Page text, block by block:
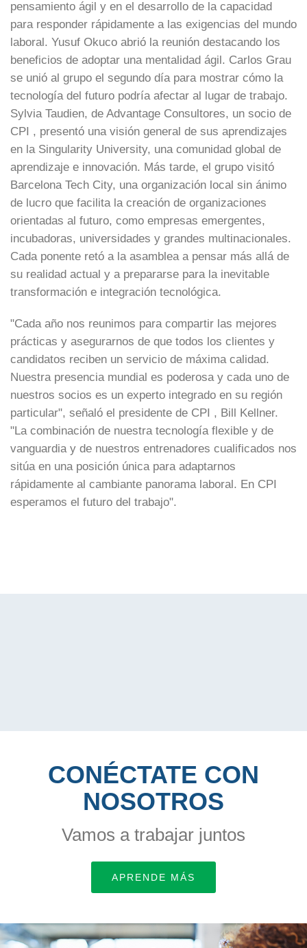
pensamiento ágil y en el desarrollo de la capacidad
para responder rápidamente a las exigencias del mundo
laboral. Yusuf Okuco abrió la reunión destacando los
beneficios de adoptar una mentalidad ágil. Carlos Grau
se unió al grupo el segundo día para mostrar cómo la
tecnología del futuro podría afectar al lugar de trabajo.
Sylvia Taudien, de Advantage Consultores, un socio de
CPI , presentó una visión general de sus aprendizajes
en la Singularity University, una comunidad global de
aprendizaje e innovación. Más tarde, el grupo visitó
Barcelona Tech City, una organización local sin ánimo
de lucro que facilita la creación de organizaciones
orientadas al futuro, como empresas emergentes,
incubadoras, universidades y grandes multinacionales.
Cada ponente retó a la asamblea a pensar más allá de
su realidad actual y a prepararse para la inevitable
transformación e integración tecnológica.
"Cada año nos reunimos para compartir las mejores
prácticas y asegurarnos de que todos los clientes y
candidatos reciben un servicio de máxima calidad.
Nuestra presencia mundial es poderosa y cada uno de
nuestros socios es un experto integrado en su región
particular", señaló el presidente de CPI , Bill Kellner.
"La combinación de nuestra tecnología flexible y de
vanguardia y de nuestros entrenadores cualificados nos
sitúa en una posición única para adaptarnos
rápidamente al cambiante panorama laboral. En CPI
esperamos el futuro del trabajo".
CONÉCTATE CON
NOSOTROS
Vamos a trabajar juntos
APRENDE MÁS